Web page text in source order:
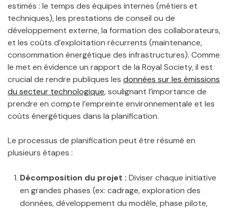
estimés : le temps des équipes internes (métiers et
techniques), les prestations de conseil ou de
développement externe, la formation des collaborateurs,
et les coûts d’exploitation récurrents (maintenance,
consommation énergétique des infrastructures). Comme
le met en évidence un rapport de la Royal Society, il est
crucial de rendre publiques les données sur les émissions
du secteur technologique, soulignant l’importance de
prendre en compte l’empreinte environnementale et les
coûts énergétiques dans la planification.
Le processus de planification peut être résumé en
plusieurs étapes :
Décomposition du projet : Diviser chaque initiative
en grandes phases (ex: cadrage, exploration des
données, développement du modèle, phase pilote,